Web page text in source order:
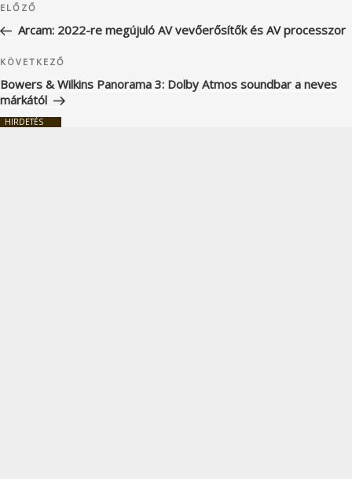
navigáció
Korábbi
bejegyzés
ELŐZŐ
Arcam: 2022-re megújuló AV vevőerősítők és AV processzor
Következő
bejegyzés
KÖVETKEZŐ
Bowers & Wilkins Panorama 3: Dolby Atmos soundbar a neves
márkától
HIRDETÉS